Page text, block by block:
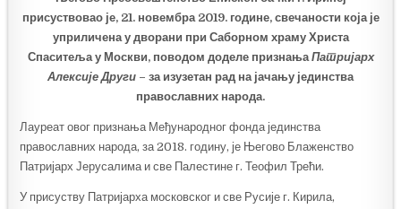
присуствовао је, 21. новембра 2019. године, свечаности која је
уприличена у дворани при Саборном храму Христа
Спаситеља у Москви, поводом доделе признањаПатријарх
Алексије Други – за изузетан рад на јачању јединства
православних народа.
Лауреат овог признања Међународног фонда јединства
православних народа, за 2018. годину, је Његово Блаженство
Патријарх Јерусалима и све Палестине г. Теофил Трећи.
У присуству Патријарха московског и све Русије г. Кирила,